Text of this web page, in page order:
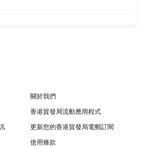
關於我們
香港貿發局流動應用程式
更新您的香港貿發局電郵訂閱
使用條款